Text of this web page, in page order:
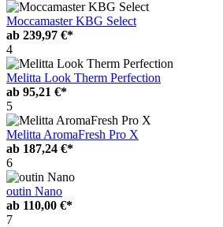
Moccamaster KBG Select
ab 239,97 €*
4
Melitta Look Therm Perfection
ab 95,21 €*
5
Melitta AromaFresh Pro X
ab 187,24 €*
6
outin Nano
ab 110,00 €*
7